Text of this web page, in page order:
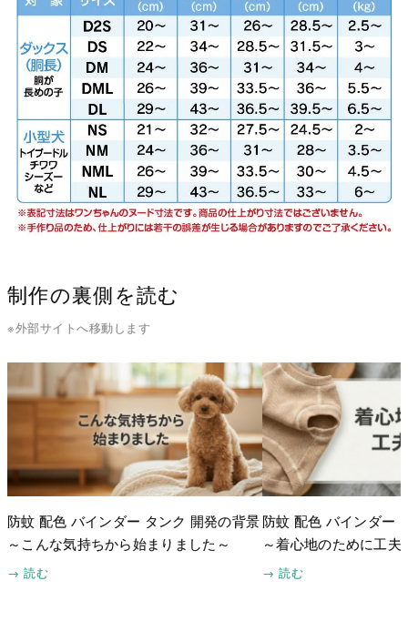
制作の裏側を読む
※外部サイトへ移動します
防蚊 配色 バインダー タンク 開発の背景
～こんな気持ちから始まりました～
→ 読む
防蚊 配色 バインダー
～着心地のために工夫
→ 読む